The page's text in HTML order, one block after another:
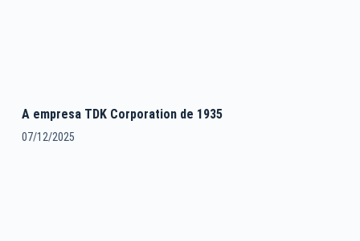
A empresa TDK Corporation de 1935
07/12/2025